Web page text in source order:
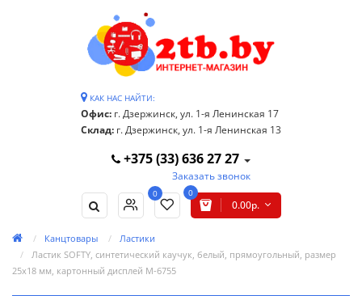
КАК НАС НАЙТИ:
Офис: г. Дзержинск, ул. 1-я Ленинская 17
Склад: г. Дзержинск, ул. 1-я Ленинская 13
+375 (33) 636 27 27
Заказать звонок
0 0
0.00р.
Канцтовары
Ластики
Ластик SOFTY, синтетический каучук, белый, прямоугольный, размер
25х18 мм, картонный дисплей M-6755